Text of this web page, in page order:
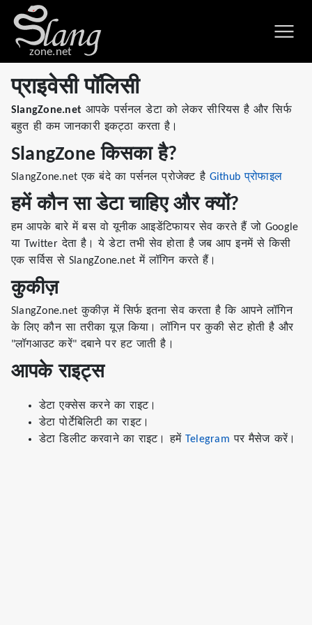
zone.net
प्राइवेसी पॉलिसी
SlangZone.net आपके पर्सनल डेटा को लेकर सीरियस है और सिर्फ
बहुत ही कम जानकारी इकट्ठा करता है।
SlangZone किसका है?
SlangZone.net एक बंदे का पर्सनल प्रोजेक्ट है Github प्रोफाइल
हमें कौन सा डेटा चाहिए और क्यों?
हम आपके बारे में बस वो यूनीक आइडेंटिफायर सेव करते हैं जो Google
या Twitter देता है। ये डेटा तभी सेव होता है जब आप इनमें से किसी
एक सर्विस से SlangZone.net में लॉगिन करते हैं।
कुकीज़
SlangZone.net कुकीज़ में सिर्फ इतना सेव करता है कि आपने लॉगिन
के लिए कौन सा तरीका यूज़ किया। लॉगिन पर कुकी सेट होती है और
"लॉगआउट करें" दबाने पर हट जाती है।
आपके राइट्स
डेटा एक्सेस करने का राइट।
डेटा पोर्टेबिलिटी का राइट।
डेटा डिलीट करवाने का राइट। हमें Telegram पर मैसेज करें।